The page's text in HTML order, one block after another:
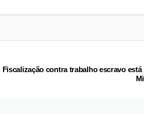
Fiscalização contra trabalho escravo